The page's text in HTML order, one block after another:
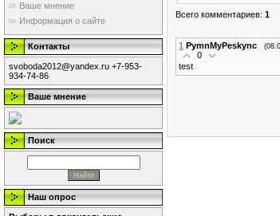
Ваше мнение
Информация о сайте
Контакты
svoboda2012@yandex.ru +7-953-
934-74-86
Ваше мнение
Поиск
Наш опрос
Всего комментариев: 1
1 PymnMyPeskync
0
test